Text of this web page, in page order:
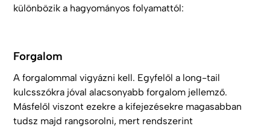
különbözik a hagyományos folyamattól:
Forgalom
A forgalommal vigyázni kell. Egyfelől a long-tail
kulcsszókra jóval alacsonyabb forgalom jellemző.
Másfelől viszont ezekre a kifejezésekre magasabban
tudsz majd rangsorolni, mert rendszerint